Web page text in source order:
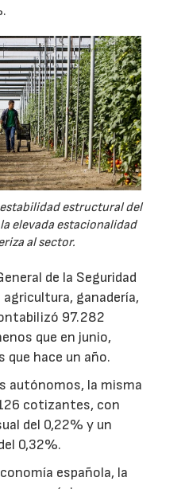
estructural del
elevada estacionalidad
al sector.
de la Seguridad
ganadería,
97.282
que en junio,
que hace un año.
autónomos, la misma
cotizantes, con
del 0,22% y un
0,32%.
española, la